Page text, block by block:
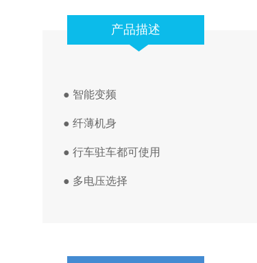
产品描述
● 智能变频
● 纤薄机身
● 行车驻车都可使用
● 多电压选择